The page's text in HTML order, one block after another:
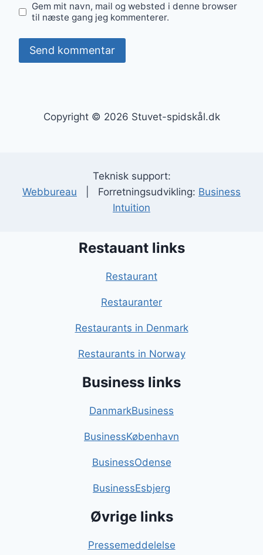
Gem mit navn, mail og websted i denne browser
til næste gang jeg kommenterer.
Copyright © 2026 Stuvet-spidskål.dk
Teknisk support:
Webbureau | Forretningsudvikling: Business
Intuition
Restauant links
Restaurant
Restauranter
Restaurants in Denmark
Restaurants in Norway
Business links
DanmarkBusiness
BusinessKøbenhavn
BusinessOdense
BusinessEsbjerg
Øvrige links
Pressemeddelelse